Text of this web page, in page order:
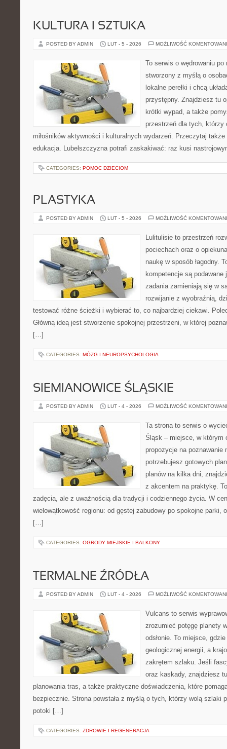
KULTURA I SZTUKA
POSTED BY ADMIN LUT - 5 - 2026 MOŻLIWOŚĆ
To serwis o wędrowaniu
stworzony z myślą o
lokalne perełki i chcą
przystępny. Znajdziesz tu
krótki wypad, a także
przestrzeń dla tych, którzy
miłośników aktywności i kulturalnych wydarzeń. Przeczytaj także
edukacja. Lubelszczyzna potrafi zaskakiwać: raz kusi
CATEGORIES: POMOC DZIECIOM
PLASTYKA
POSTED BY ADMIN LUT - 5 - 2026 MOŻLIWOŚĆ
Lulitulisie to przestrzeń
pociechach oraz o
naukę w sposób łagodny.
kompetencje są
zadania zamieniają się w
rozwijanie z wyobraźnią,
testować różne ścieżki i wybierać to, co najbardziej ciekawi.
Główną ideą jest stworzenie spokojnej przestrzeni, w której
[…]
CATEGORIES: MÓZG I NEUROPSYCHOLOGIA
SIEMIANOWICE ŚLĄSKIE
POSTED BY ADMIN LUT - 4 - 2026 MOŻLIWOŚĆ
Ta strona to serwis o
Śląsk – miejsce, w którym
propozycje na poznawanie
potrzebujesz gotowych
planów na kilka dni,
z akcentem na praktykę.
zadęcia, ale z uważnością dla tradycji i codziennego życia. W
wielowątkowość regionu: od gęstej zabudowy po spokojne parki,
[…]
CATEGORIES: OGRODY MIEJSKIE I BALKONY
TERMALNE ŹRÓDŁA
POSTED BY ADMIN LUT - 4 - 2026 MOŻLIWOŚĆ
Vulcans to serwis
zrozumieć potęgę planety
odsłonie. To miejsce,
geologicznej energii, a
zakrętem szlaku. Jeśli
oraz kaskady, znajdziesz
planowania tras, a także praktyczne doświadczenia, które
bezpiecznie. Strona powstała z myślą o tych, którzy wolą szlaki
potoki […]
CATEGORIES: ZDROWIE I REGENERACJA